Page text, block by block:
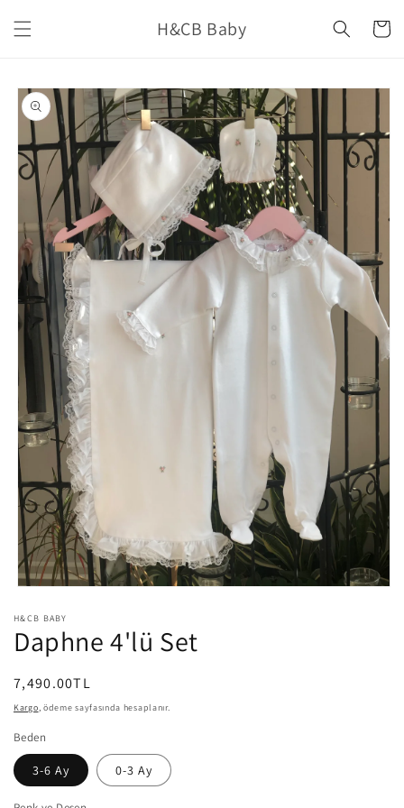
atla
H&CB Baby Sepet
Ürün
bilgisine
atla
modda
oynatın
H&CB BABY
Daphne 4'lü Set
Normal
fiyat
7,490.00TL
Kargo, ödeme sayfasında hesaplanır.
Beden
3-6 Ay 0-3 Ay